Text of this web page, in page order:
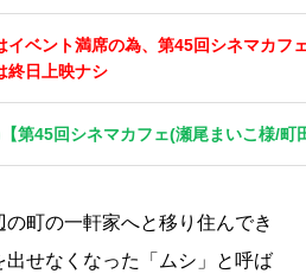
ベント満席の為、第45回シネマカフ
日上映ナシ
第45回シネマカフェ(瀬尾まいこ様/町
町の一軒家へと移り住んでき
せなくなった「ムシ」と呼ば